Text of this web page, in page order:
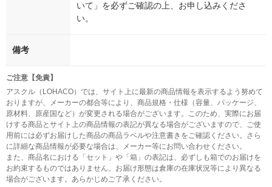
いて」を必ずご確認の上、お申し込みくださ
い。
備考
ご注意【免責】
アスクル（LOHACO）では、サイト上に最新の商品情報を表示するよう努めて
おりますが、メーカーの都合等により、商品規格・仕様（容量、パッケージ、
原材料、原産国など）が変更される場合がございます。このため、実際にお届
けする商品とサイト上の商品情報の表記が異なる場合がございますので、ご使
用前には必ずお届けした商品の商品ラベルや注意書きをご確認ください。さら
に詳細な商品情報が必要な場合は、メーカー等にお問い合わせください。
また、商品名における「セット」や「箱」の表記は、必ずしも箱でのお届けを
お約束するものではありません。お届け形態は倉庫の在庫状況等により異なる
場合がございます。あらかじめご了承ください。